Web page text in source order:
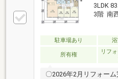
3LDK
3階 南
駐車場あり
所有権
リフ
〇2026年2月リフォー